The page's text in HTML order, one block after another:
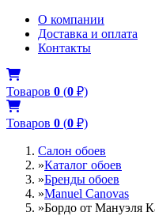
О компании
Доставка и оплата
Контакты
Товаров 0 (0 ₽)
Товаров 0 (0 ₽)
Салон обоев
»Каталог обоев
»Бренды обоев
»Manuel Canovas
»Бордо от Мануэля